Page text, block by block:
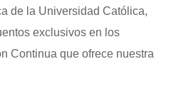
de la Universidad Católica,
exclusivos en los
Continua que ofrece nuestra